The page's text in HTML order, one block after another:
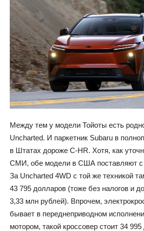
Между тем у модели Тойоты есть
Uncharted. И паркетник Subaru в
в Штатах дороже C-HR. Хотя, как
СМИ, обе модели в США поставляют с
За Uncharted 4WD с той же техникой
43 795 долларов (тоже без налогов и
3,33 млн рублей). Впрочем,
бывает в переднеприводном
мотором, такой кроссовер стоит 34